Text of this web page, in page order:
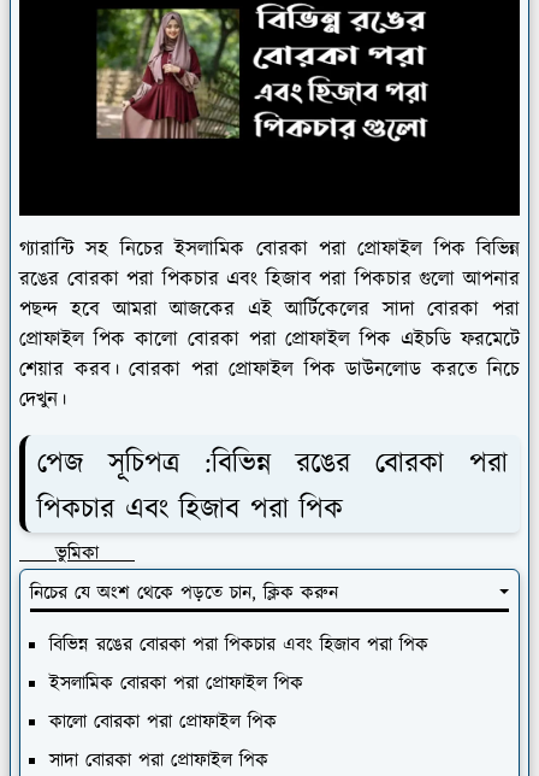
গ্যারান্টি সহ নিচের ইসলামিক বোরকা পরা প্রোফাইল পিক বিভিন্ন
রঙের বোরকা পরা পিকচার এবং হিজাব পরা পিকচার গুলো আপনার
পছন্দ হবে আমরা আজকের এই আর্টিকেলের সাদা বোরকা পরা
প্রোফাইল পিক কালো বোরকা পরা প্রোফাইল পিক এইচডি ফরমেটে
শেয়ার করব। বোরকা পরা প্রোফাইল পিক ডাউনলোড করতে নিচে
দেখুন।
পেজ সূচিপত্র :বিভিন্ন রঙের বোরকা পরা
পিকচার এবং হিজাব পরা পিক
ভুমিকা
নিচের যে অংশ থেকে পড়তে চান, ক্লিক করুন
বিভিন্ন রঙের বোরকা পরা পিকচার এবং হিজাব পরা পিক
ইসলামিক বোরকা পরা প্রোফাইল পিক
কালো বোরকা পরা প্রোফাইল পিক
সাদা বোরকা পরা প্রোফাইল পিক